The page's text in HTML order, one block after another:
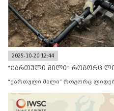
2025-10-20 12:44
“ქართული მილი” როგორც
“ქართული მილი” როგორც